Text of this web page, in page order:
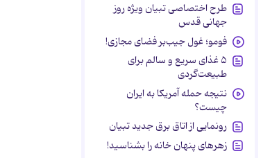
طرح اختصاصی تبیان ویژه روز
جهانی قدس
فومو؛ غول جیب‌بر فضای مجازی!
۵ غذای سریع و سالم برای
طبیعت‌گردی
نتیجه حمله آمریکا به ایران
چیست؟
رونمایی از اتاق برق جدید تبیان
زهرهای پنهان خانه را بشناسید!